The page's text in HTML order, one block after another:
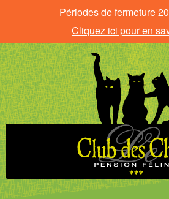
Périodes de fermeture
Cliquez ici pour en